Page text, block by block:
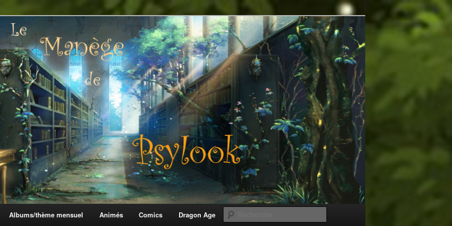
Psylook
Albums/thème mensuel Animés Comics Dragon Age